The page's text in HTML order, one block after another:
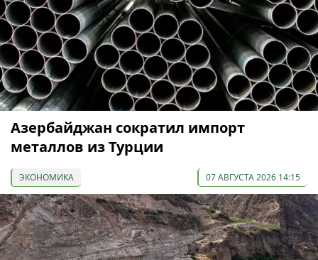
Азербайджан сократил импорт
металлов из Турции
ЭКОНОМИКА 07 АВГУСТА 2026 14:15